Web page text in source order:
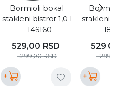
Bormioli bokal
stakleni bistrot 1,0 l
- 146160
529,00 RSD
1.299,00RSD
+
Bormioli
stakleni
529,00
1.299,00
+